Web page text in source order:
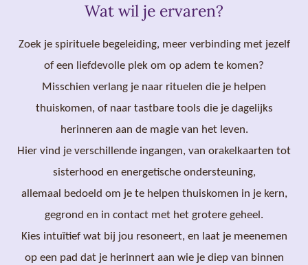
Wat wil je ervaren?
Zoek je spirituele begeleiding, meer verbinding met jezelf
of een liefdevolle plek om op adem te komen?
Misschien verlang je naar rituelen die je helpen
thuiskomen, of naar tastbare tools die je dagelijks
herinneren aan de magie van het leven.
Hier vind je verschillende ingangen, van orakelkaarten tot
sisterhood en energetische ondersteuning,
allemaal bedoeld om je te helpen thuiskomen in je kern,
gegrond en in contact met het grotere geheel.
Kies intuïtief wat bij jou resoneert, en laat je meenemen
op een pad dat je herinnert aan wie je diep van binnen